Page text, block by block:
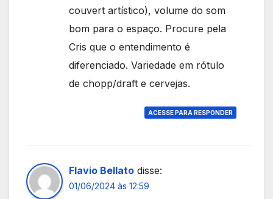
couvert artístico), volume do som
bom para o espaço. Procure pela
Cris que o entendimento é
diferenciado. Variedade em rótulo
de chopp/draft e cervejas.
ACESSE PARA RESPONDER
Flavio Bellato disse:
01/06/2024 às 12:59